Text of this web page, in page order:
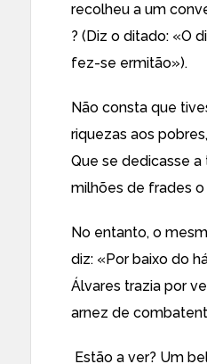
recolheu a um
? (Diz o ditado: «O
fez-se ermitão»).
Não consta que
riquezas aos
Que se dedicasse
milhões de frades o
No entanto, o
diz: «Por baixo do
Álvares trazia por
arnez de
Estão a ver? Um